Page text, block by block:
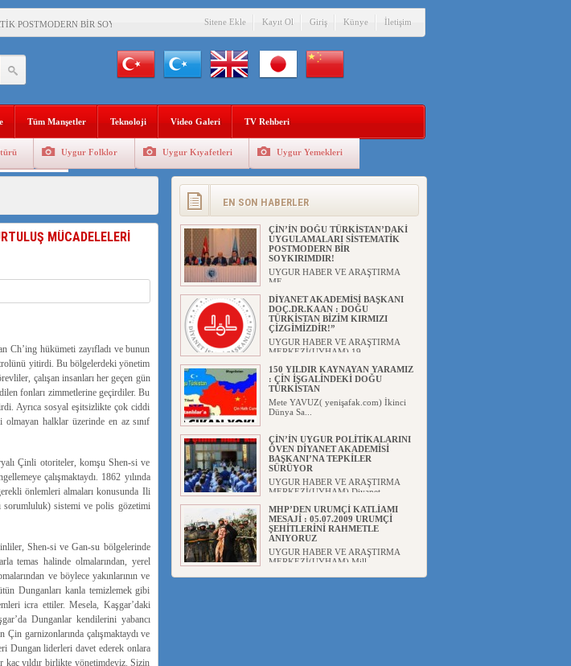
POSTMODERN BİR SOYKIRIMDIR!
BİZİM KIRMIZI ÇİZGİMİZDİR!”
BAŞKANI’NA TEPKİLER SÜRÜYOR
RAHMETLE ANIYORUZ
SANSÜR VE HADSIZ İHTAR
İÇİN KATLİAM AYI DEĞİLDİR !
Sitene Ekle Kayıt Ol Giriş Künye İletişim
Tüm Manşetler Teknoloji Video Galeri TV Rehberi
Uygur Folklor Uygur Kıyafetleri Uygur Yemekleri
MÜCADELELERİ
Ch’ing hükümeti zayıfladı ve bunun
yitirdi. Bu bölgelerdeki yönetim
çalışan insanları her geçen gün
fonları zimmetlerine geçirdiler. Bu
Ayrıca sosyal eşitsizlikte çok ciddi
halklar üzerinde en az sınıf
Çinli otoriteler, komşu Shen-si ve
çalışmaktaydı. 1862 yılında
önlemleri almaları konusunda Ili
sorumluluk) sistemi ve polis gözetimi
Shen-si ve Gan-su bölgelerinde
temas halinde olmalarından, yerel
ve böylece yakınlarının ve
Dunganları kanla temizlemek gibi
icra ettiler. Mesela, Kaşgar’daki
Dunganlar kendilerini yabancı
garnizonlarında çalışmaktaydı ve
Dungan liderleri davet ederek onlara
kaç yıldır birlikte yönetimdeyiz. Sizin
EN SON HABERLER
ANAHTAR PARTİ GENEL
BAŞKANI AĞIRALİOĞLU : ÇİN’İN
UYGUR SOYKIRIMI BİR
HAKİKATTIR!
UYGUR HABER VE ARAŞTIRMA
ÇİN’İN DOĞU TÜRKİSTAN’DAKİ
UYGULAMALARI SİSTEMATİK
POSTMODERN BİR
SOYKIRIMDIR!
UYGUR HABER VE ARAŞTIRMA
ME...
DİYANET AKADEMİSİ BAŞKANI
DOÇ.DR.KAAN : DOĞU
TÜRKİSTAN BİZİM KIRMIZI
ÇİZGİMİZDİR!”
UYGUR HABER VE ARAŞTIRMA
MERKEZİ(UYHAM) 19...
150 YILDIR KAYNAYAN YARAMIZ
: ÇİN İŞGALİNDEKİ DOĞU
TÜRKİSTAN
Mete YAVUZ( yenişafak.com) İkinci
Dünya Sa...
ÇİN’İN UYGUR POLİTİKALARINI
ÖVEN DİYANET AKADEMİSİ
BAŞKANI’NA TEPKİLER
SÜRÜYOR
UYGUR HABER VE ARAŞTIRMA
MERKEZİ(UYHAM) Diyanet
MHP’DEN URUMÇİ KATLİAMI
MESAJİ : 05.07.2009 URUMÇİ
ŞEHİTLERİNİ RAHMETLE
ANIYORUZ
UYGUR HABER VE ARAŞTIRMA
MERKEZİ(UYHAM) Mill...
ÇİN’İN ANKARA BÜYÜKELÇİSİ